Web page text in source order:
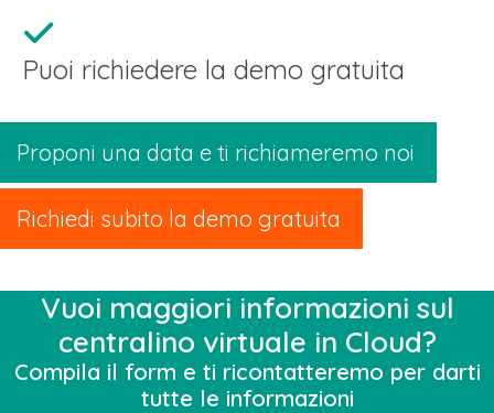
Puoi richiedere la demo gratuita
Proponi una data e ti richiameremo noi
Richiedi subito la demo gratuita
Vuoi maggiori informazioni sul
centralino virtuale in Cloud?
Compila il form e ti ricontatteremo per darti
tutte le informazioni